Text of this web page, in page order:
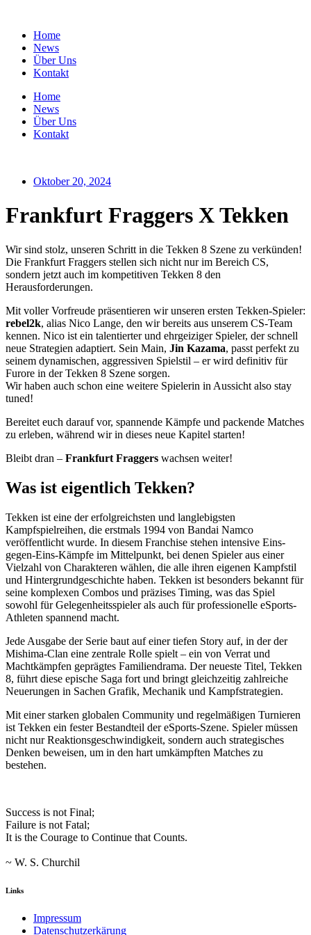
springenHome
News
Über Uns
Kontakt
Home
News
Über Uns
Kontakt
Oktober 20, 2024
Frankfurt Fraggers X Tekken
Wir sind stolz, unseren Schritt in die Tekken 8 Szene zu verkünden!
Die Frankfurt Fraggers stellen sich nicht nur im Bereich CS,
sondern jetzt auch im kompetitiven Tekken 8 den
Herausforderungen.
Mit voller Vorfreude präsentieren wir unseren ersten Tekken-Spieler:
rebel2k, alias Nico Lange, den wir bereits aus unserem CS-Team
kennen. Nico ist ein talentierter und ehrgeiziger Spieler, der schnell
neue Strategien adaptiert. Sein Main, Jin Kazama, passt perfekt zu
seinem dynamischen, aggressiven Spielstil – er wird definitiv für
Furore in der Tekken 8 Szene sorgen.
Wir haben auch schon eine weitere Spielerin in Aussicht also stay
tuned!
Bereitet euch darauf vor, spannende Kämpfe und packende Matches
zu erleben, während wir in dieses neue Kapitel starten!
Bleibt dran – Frankfurt Fraggers wachsen weiter!
Was ist eigentlich Tekken?
Tekken ist eine der erfolgreichsten und langlebigsten
Kampfspielreihen, die erstmals 1994 von Bandai Namco
veröffentlicht wurde. In diesem Franchise stehen intensive Eins-
gegen-Eins-Kämpfe im Mittelpunkt, bei denen Spieler aus einer
Vielzahl von Charakteren wählen, die alle ihren eigenen Kampfstil
und Hintergrundgeschichte haben. Tekken ist besonders bekannt für
seine komplexen Combos und präzises Timing, was das Spiel
sowohl für Gelegenheitsspieler als auch für professionelle eSports-
Athleten spannend macht.
Jede Ausgabe der Serie baut auf einer tiefen Story auf, in der der
Mishima-Clan eine zentrale Rolle spielt – ein von Verrat und
Machtkämpfen geprägtes Familiendrama. Der neueste Titel, Tekken
8, führt diese epische Saga fort und bringt gleichzeitig zahlreiche
Neuerungen in Sachen Grafik, Mechanik und Kampfstrategien.
Mit einer starken globalen Community und regelmäßigen Turnieren
ist Tekken ein fester Bestandteil der eSports-Szene. Spieler müssen
nicht nur Reaktionsgeschwindigkeit, sondern auch strategisches
Denken beweisen, um in den hart umkämpften Matches zu
bestehen.
Success is not Final;
Failure is not Fatal;
It is the Courage to Continue that Counts.
~ W. S. Churchil
Links
Impressum
Datenschutzerkärung